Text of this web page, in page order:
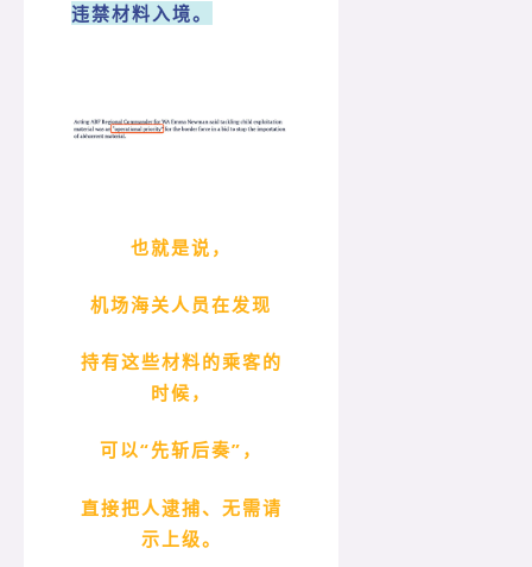
违禁材料入境。
也就是说，
机场海关人员在发现
持有这些材料的乘客的
时候，
可以“先斩后奏”，
直接把人逮捕、无需请
示上级。